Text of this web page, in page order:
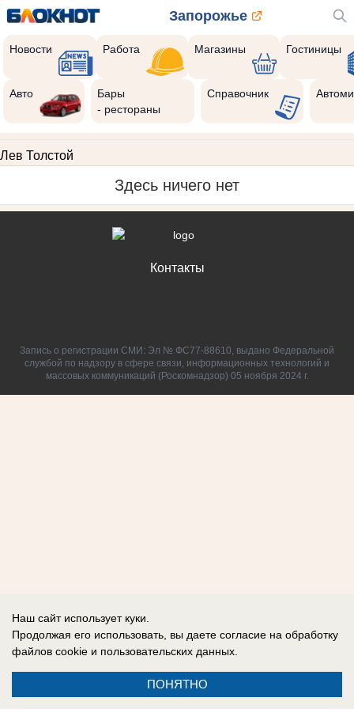
Запорожье
Новости Работа Магазины Гостиницы
Авто
Бары
- рестораны
Справочник
Лев Толстой
Здесь ничего нет
Контакты
Запись о регистрации СМИ: Эл № ФС77-88610, выдано Федеральной
службой по надзору в сфере связи, информационных технологий и
массовых коммуникаций (Роскомнадзор) 05 ноября 2024 г.
Наш сайт использует куки.
Продолжая его использовать, вы даете согласие на обработку
файлов cookie и пользовательских данных.
ПОНЯТНО